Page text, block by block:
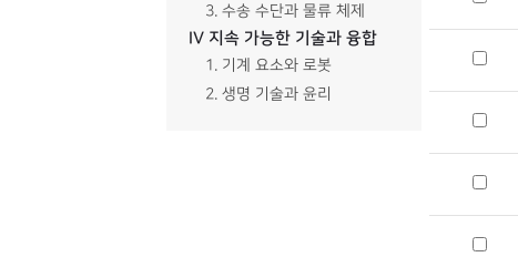
3. 수송 수단과 물류 체제
IV 지속 가능한 기술과 융합
1. 기계 요소와 로봇
2. 생명 기술과 윤리